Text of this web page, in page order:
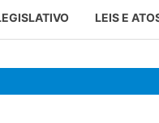
LEIS E